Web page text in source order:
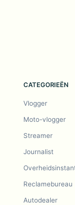
CATEGORIEËN
Vlogger
Moto-vlogger
Streamer
Journalist
Reclamebureau
Autodealer